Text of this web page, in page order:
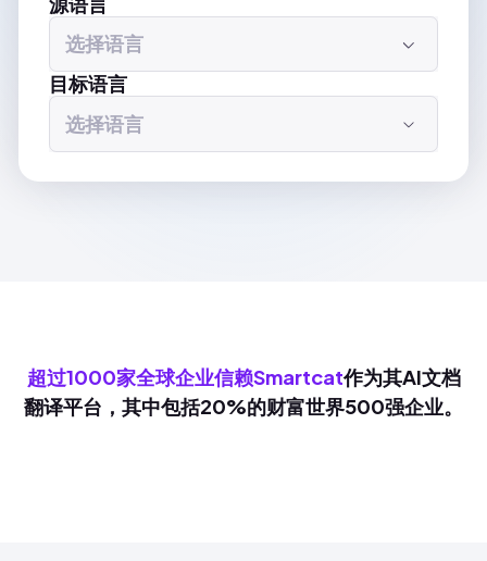
目标语言
超过1000家全球企业信赖Smartcat作为其AI文档
翻译平台，其中包括20%的财富世界500强企业。